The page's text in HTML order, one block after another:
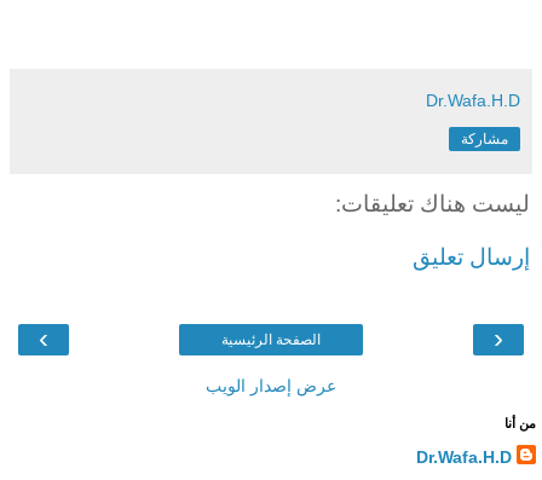
Dr.Wafa.H.D
مشاركة
ليست هناك تعليقات:
إرسال تعليق
‹
› الصفحة الرئيسية
عرض إصدار الويب
من أنا
Dr.Wafa.H.D